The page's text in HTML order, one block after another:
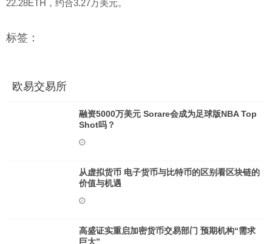
22.28ETH，约合3.27万美元。
标签：
欧易交易所
融资5000万美元 Sorare会成为足球版NBA Top
Shot吗？
从虚拟货币 电子货币与比特币的区别看区块链的
价值与机遇
高盛证实重启加密货币交易部门 预期机构“需求
巨大”